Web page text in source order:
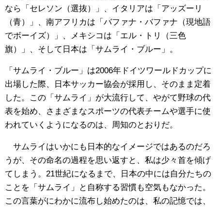
なら「セレソン（選抜）」、イタリアは「アッズーリ
（青）」、南アフリカは「バファナ・バファナ（現地語
でボーイズ）」、メキシコは「エル・トリ（三色
旗）」、そして日本は「サムライ・ブルー」。
「サムライ・ブルー」は2006年ドイツワールドカップに
出場した際、日本サッカー協会が採用し、そのまま定着
した。この「サムライ」が大流行して、やがて野球の代
表を始め、さまざまなスポーツの代表チームや選手に使
われていくようになるのは、周知のとおりだ。
サムライはいかにも日本的なイメージではあるのだろ
うが、その命名の過程を思い返すと、私は少々首を傾げ
てしまう。21世紀になるまで、日本の中には自分たちの
ことを「サムライ」と自称する習慣も空気もなかった。
この言葉がにわかに流布し始めたのは、私の記憶では、